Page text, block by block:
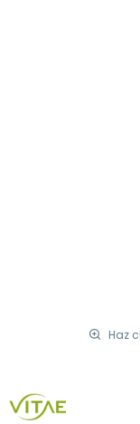
Haz